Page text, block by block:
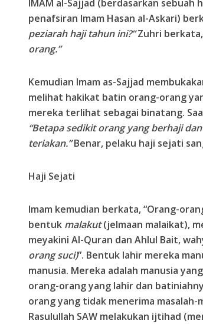
IMAM al-Sajjad (berdasarkan sebuah
penafsiran Imam Hasan al-Askari)
peziarah haji tahun ini?”Zuhri berkata,
orang.”
Kemudian Imam as-Sajjad
melihat hakikat batin orang-orang
mereka terlihat sebagai binatang.
“Betapa sedikit orang yang berhaji
teriakan.”Benar, pelaku haji sejati
Haji Sejati
Imam kemudian berkata, “Orang-
bentuk malakut(jelmaan malaikat),
meyakini Al-Quran dan Ahlul Bait,
orang suci)”. Bentuk lahir mereka
manusia. Mereka adalah manusia
orang-orang yang lahir dan
orang yang tidak menerima
Rasulullah SAW melakukan ijtihad